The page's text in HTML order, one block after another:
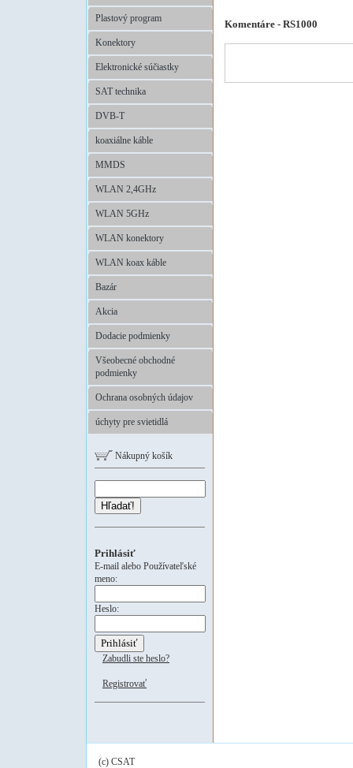
Plastový program
Konektory
Elektronické súčiastky
SAT technika
DVB-T
koaxiálne káble
MMDS
WLAN 2,4GHz
WLAN 5GHz
WLAN konektory
WLAN koax káble
Bazár
Akcia
Dodacie podmienky
Všeobecné obchodné
podmienky
Ochrana osobných údajov
úchyty pre svietidlá
Nákupný košík
Hľadať!
Prihlásiť
E-mail alebo Používateľské
meno:
Heslo:
Zabudli ste heslo?
Registrovať
Komentáre - RS1000
(c) CSAT